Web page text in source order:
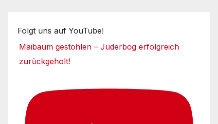
Folgt uns auf YouTube!
Maibaum gestohlen – Jüderbog erfolgreich
zurückgeholt!